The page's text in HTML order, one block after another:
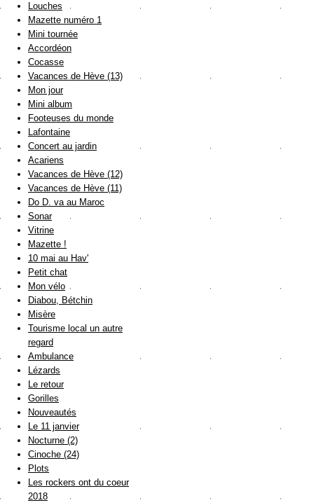
Louches
Mazette numéro 1
Mini tournée
Accordéon
Cocasse
Vacances de Hève (13)
Mon jour
Mini album
Footeuses du monde
Lafontaine
Concert au jardin
Acariens
Vacances de Hève (12)
Vacances de Hève (11)
Do D. va au Maroc
Sonar
Vitrine
Mazette !
10 mai au Hav'
Petit chat
Mon vélo
Diabou, Bétchin
Misère
Tourisme local un autre
regard
Ambulance
Lézards
Le retour
Gorilles
Nouveautés
Le 11 janvier
Nocturne (2)
Cinoche (24)
Plots
Les rockers ont du coeur
2018